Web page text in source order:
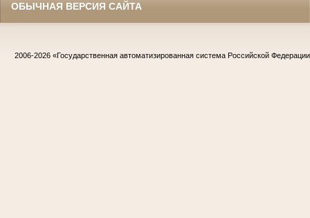
ОБЫЧНАЯ ВЕРСИЯ САЙТА
2006-2026 «Государственная автоматизированная система Российской